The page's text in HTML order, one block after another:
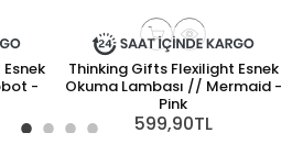
-
Thinking Gifts Flexilight Esnek
Okuma Lambası // Mermaid -
Pink
599,90TL